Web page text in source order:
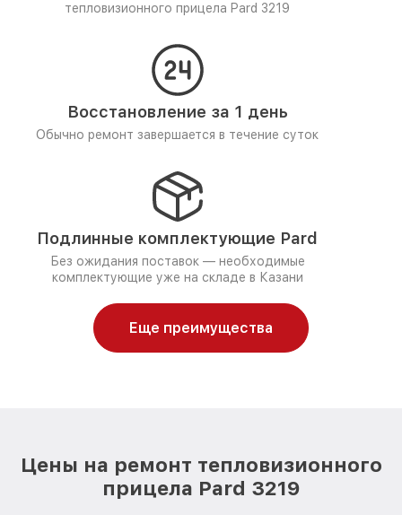
тепловизионного прицела Pard 3219
Восстановление за 1 день
Обычно ремонт завершается в течение суток
Подлинные комплектующие Pard
Без ожидания поставок — необходимые
комплектующие уже на складе в Казани
Еще преимущества
Цены на ремонт тепловизионного
прицела Pard 3219